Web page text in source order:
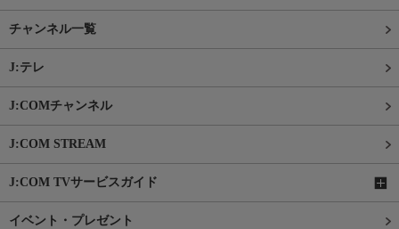
チャンネル一覧
J:テレ
J:COMチャンネル
J:COM STREAM
J:COM TVサービスガイド
イベント・プレゼント